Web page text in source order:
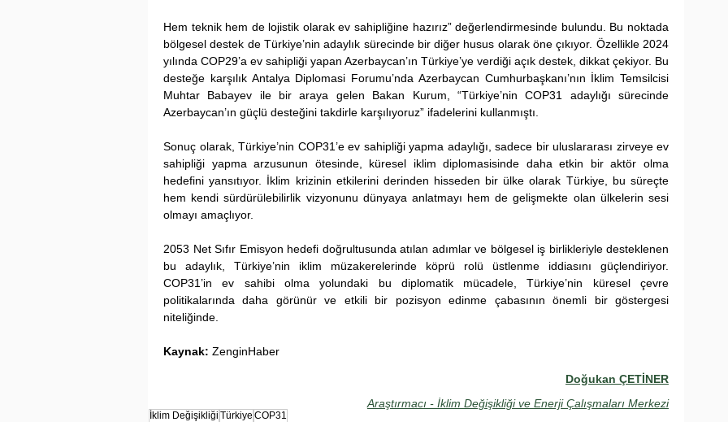
Hem teknik hem de lojistik olarak ev sahipliğine hazırız” değerlendirmesinde bulundu. Bu noktada
bölgesel destek de Türkiye’nin adaylık sürecinde bir diğer husus olarak öne çıkıyor. Özellikle 2024
yılında COP29’a ev sahipliği yapan Azerbaycan’ın Türkiye’ye verdiği açık destek, dikkat çekiyor. Bu
desteğe karşılık Antalya Diplomasi Forumu’nda Azerbaycan Cumhurbaşkanı’nın İklim Temsilcisi
Muhtar Babayev ile bir araya gelen Bakan Kurum, “Türkiye’nin COP31 adaylığı sürecinde
Azerbaycan’ın güçlü desteğini takdirle karşılıyoruz” ifadelerini kullanmıştı.
Sonuç olarak, Türkiye’nin COP31’e ev sahipliği yapma adaylığı, sadece bir uluslararası zirveye ev
sahipliği yapma arzusunun ötesinde, küresel iklim diplomasisinde daha etkin bir aktör olma
hedefini yansıtıyor. İklim krizinin etkilerini derinden hisseden bir ülke olarak Türkiye, bu süreçte
hem kendi sürdürülebilirlik vizyonunu dünyaya anlatmayı hem de gelişmekte olan ülkelerin sesi
olmayı amaçlıyor.
2053 Net Sıfır Emisyon hedefi doğrultusunda atılan adımlar ve bölgesel iş birlikleriyle desteklenen
bu adaylık, Türkiye’nin iklim müzakerelerinde köprü rolü üstlenme iddiasını güçlendiriyor.
COP31’in ev sahibi olma yolundaki bu diplomatik mücadele, Türkiye’nin küresel çevre
politikalarında daha görünür ve etkili bir pozisyon edinme çabasının önemli bir göstergesi
niteliğinde.
Kaynak: ZenginHaber
Doğukan ÇETİNER
Araştırmacı - İklim Değişikliği ve Enerji Çalışmaları Merkezi
İklim Değişikliği Türkiye COP31